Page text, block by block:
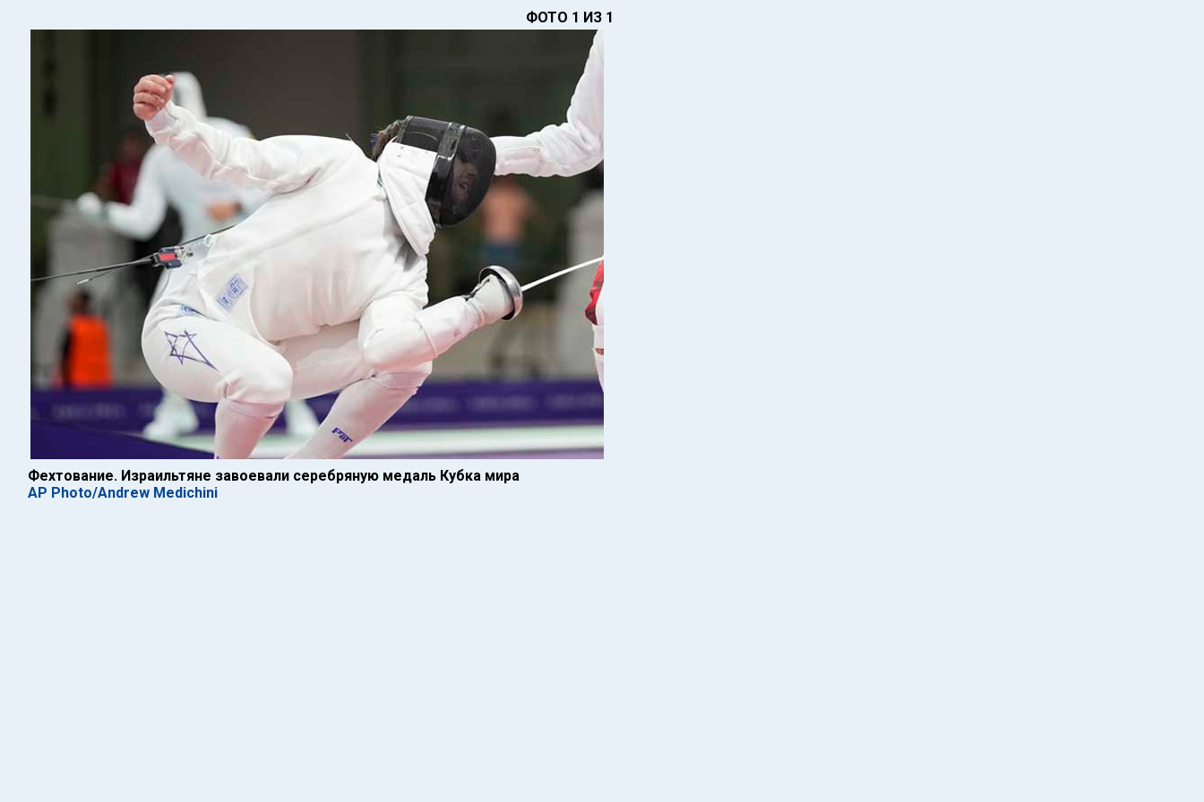
ФОТО 1 ИЗ 1
Фехтование. Израильтяне завоевали серебряную медаль Кубка мира
AP Photo/Andrew Medichini